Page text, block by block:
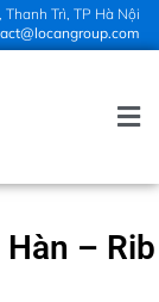
Trì, TP Hà Nội
– Rib